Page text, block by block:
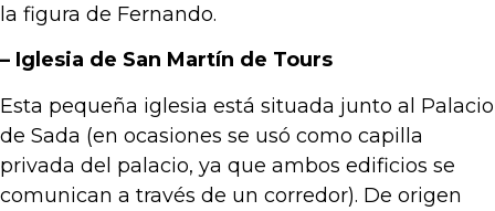
la figura de Fernando.
– Iglesia de San Martín de Tours
Esta pequeña iglesia está situada junto al Palacio
de Sada (en ocasiones se usó como capilla
privada del palacio, ya que ambos edificios se
comunican a través de un corredor). De origen